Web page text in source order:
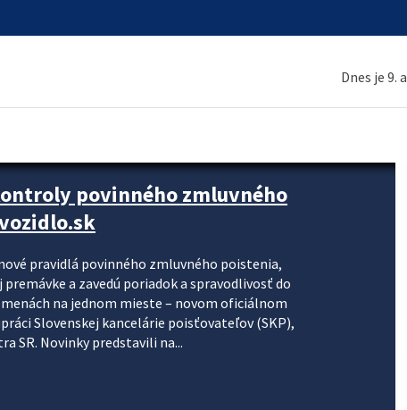
Dnes je 9.
povinného zmluvného
pravidlá povinného zmluvného poistenia,
a zavedú poriadok a spravodlivosť do
na jednom mieste – novom oficiálnom
Slovenskej kancelárie poisťovateľov (SKP),
SR. Novinky predstavili na...